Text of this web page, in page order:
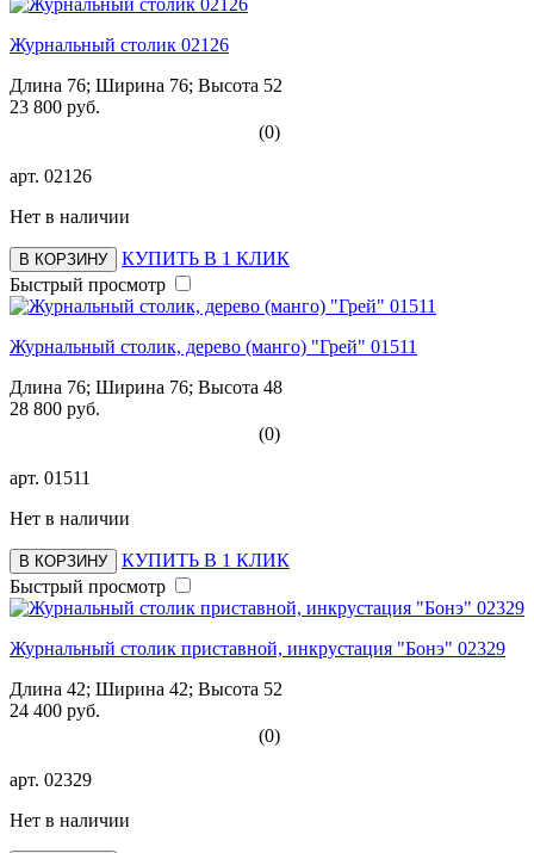
Журнальный столик 02126
Длина 76; Ширина 76; Высота 52
23 800 руб.
(0)
арт. 02126
Нет в наличии
В КОРЗИНУ
КУПИТЬ В 1 КЛИК
Быстрый просмотр
Журнальный столик, дерево (манго) "Грей" 01511
Длина 76; Ширина 76; Высота 48
28 800 руб.
(0)
арт. 01511
Нет в наличии
В КОРЗИНУ
КУПИТЬ В 1 КЛИК
Быстрый просмотр
Журнальный столик приставной, инкрустация "Бонэ" 02329
Длина 42; Ширина 42; Высота 52
24 400 руб.
(0)
арт. 02329
Нет в наличии